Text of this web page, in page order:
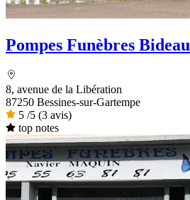
Pompes Funèbres Bideau
8, avenue de la Libération
87250 Bessines-sur-Gartempe
5 /5 (3 avis)
top notes